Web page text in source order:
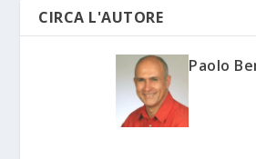
CIRCA L'AUTORE
Paolo